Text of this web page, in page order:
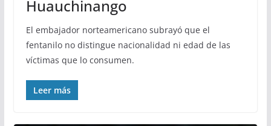
Huauchinango
El embajador norteamericano subrayó que el
fentanilo no distingue nacionalidad ni edad de las
víctimas que lo consumen.
Leer más